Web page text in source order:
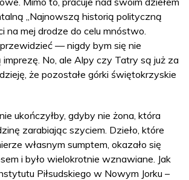
„Najnowszą historią polityczną
na mej drodze do celu mnóstwo.
przewidzieć — nigdy bym się nie
No, ale Alpy czy Tatry są już za
że pozostałe górki świętokrzyskie
ukończyłby, gdyby nie żona, która
zarabiając szyciem. Dzieło, które
własnym sumptem, okazało się
i było wielokrotnie wznawiane. Jak
Piłsudskiego w Nowym Jorku –